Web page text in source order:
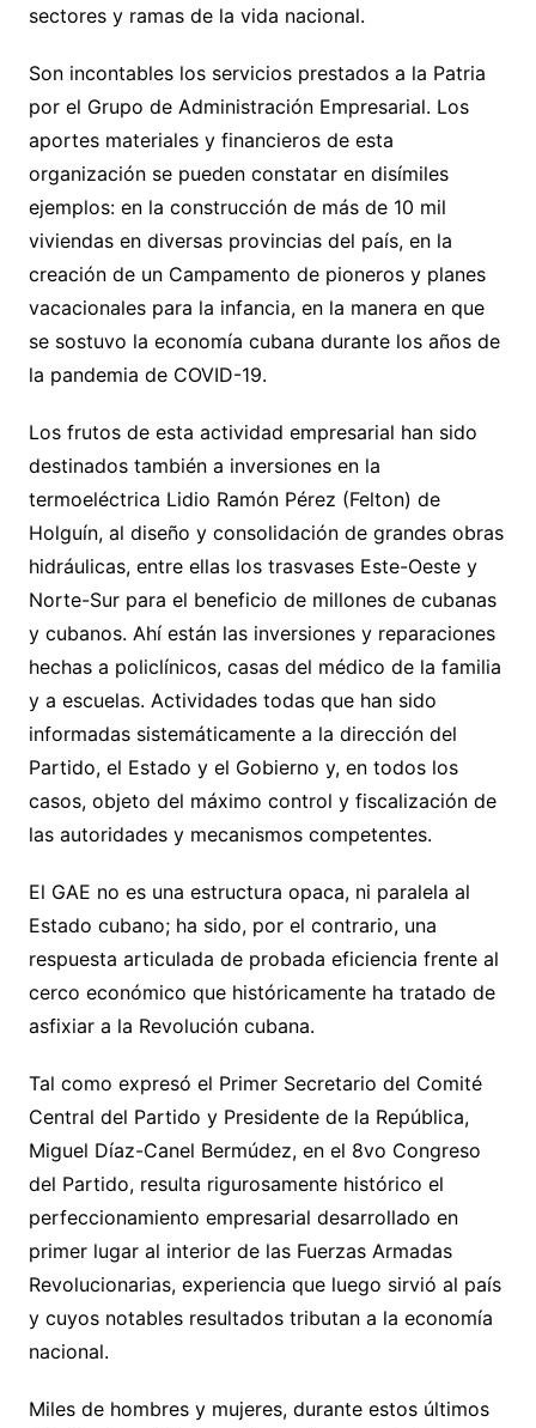
sectores y ramas de la vida nacional.
Son incontables los servicios prestados a la Patria
por el Grupo de Administración Empresarial. Los
aportes materiales y financieros de esta
organización se pueden constatar en disímiles
ejemplos: en la construcción de más de 10 mil
viviendas en diversas provincias del país, en la
creación de un Campamento de pioneros y planes
vacacionales para la infancia, en la manera en que
se sostuvo la economía cubana durante los años de
la pandemia de COVID-19.
Los frutos de esta actividad empresarial han sido
destinados también a inversiones en la
termoeléctrica Lidio Ramón Pérez (Felton) de
Holguín, al diseño y consolidación de grandes obras
hidráulicas, entre ellas los trasvases Este-Oeste y
Norte-Sur para el beneficio de millones de cubanas
y cubanos. Ahí están las inversiones y reparaciones
hechas a policlínicos, casas del médico de la familia
y a escuelas. Actividades todas que han sido
informadas sistemáticamente a la dirección del
Partido, el Estado y el Gobierno y, en todos los
casos, objeto del máximo control y fiscalización de
las autoridades y mecanismos competentes.
El GAE no es una estructura opaca, ni paralela al
Estado cubano; ha sido, por el contrario, una
respuesta articulada de probada eficiencia frente al
cerco económico que históricamente ha tratado de
asfixiar a la Revolución cubana.
Tal como expresó el Primer Secretario del Comité
Central del Partido y Presidente de la República,
Miguel Díaz-Canel Bermúdez, en el 8vo Congreso
del Partido, resulta rigurosamente histórico el
perfeccionamiento empresarial desarrollado en
primer lugar al interior de las Fuerzas Armadas
Revolucionarias, experiencia que luego sirvió al país
y cuyos notables resultados tributan a la economía
nacional.
Miles de hombres y mujeres, durante estos últimos